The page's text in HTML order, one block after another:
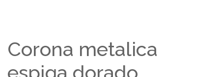
Corona metalica
espiga dorado